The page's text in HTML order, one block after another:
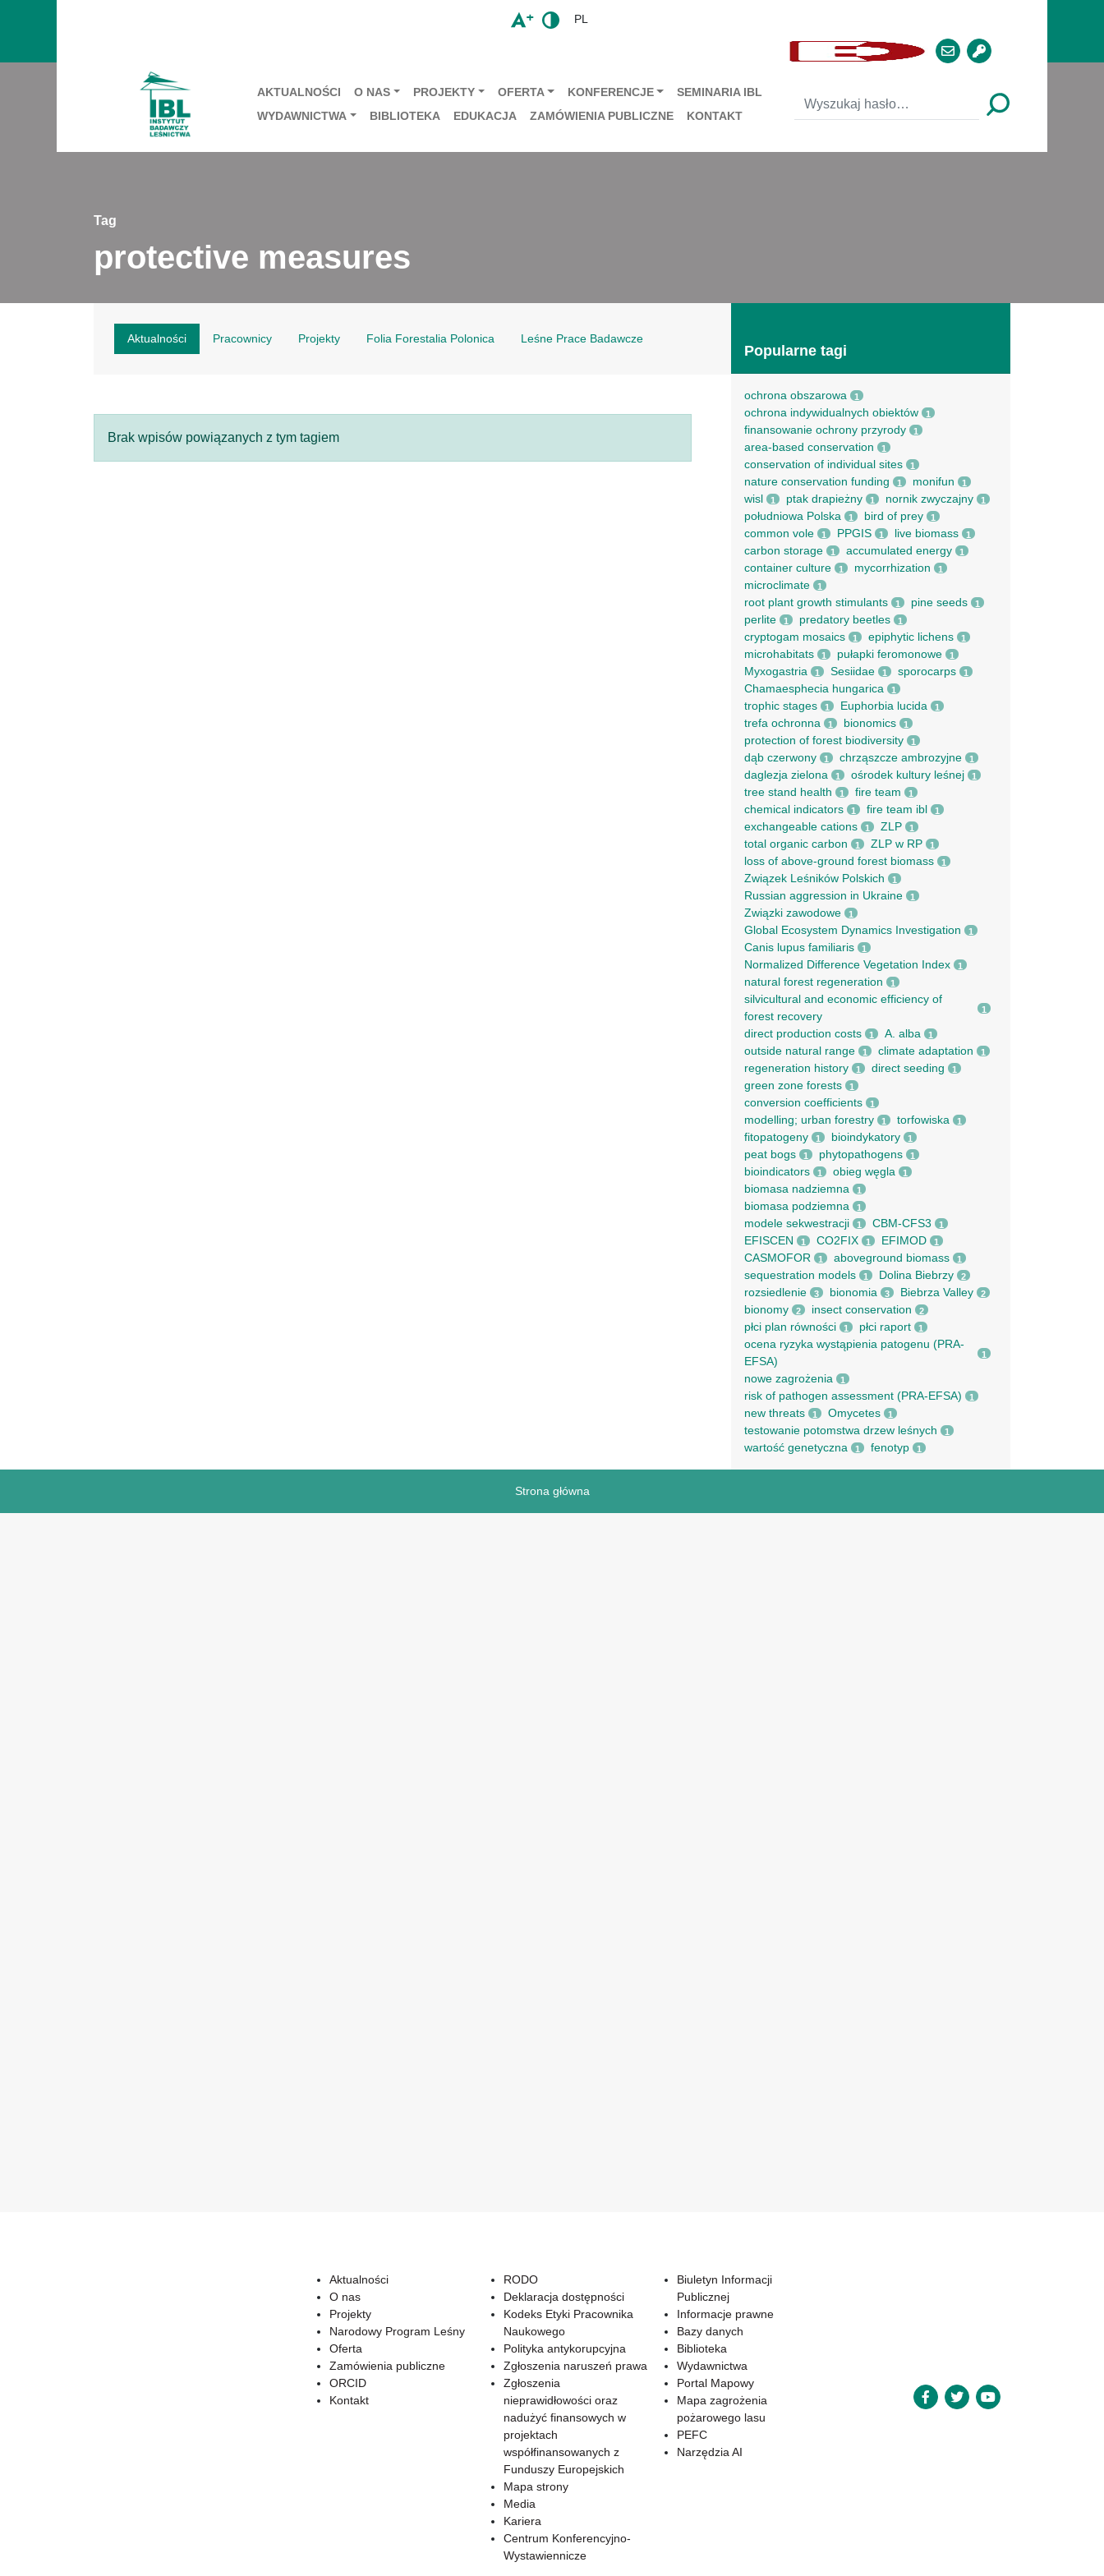
PL
AKTUALNOŚCI O NAS PROJEKTY OFERTA KONFERENCJE
SEMINARIA IBL
WYDAWNICTWA
BIBLIOTEKA EDUKACJA ZAMÓWIENIA PUBLICZNE KONTAKT
Tag
protective measures
Aktualności Pracownicy Projekty Folia Forestalia Polonica Leśne Prace Badawcze
Brak wpisów powiązanych z tym tagiem
Popularne tagi
ochrona obszarowa 1
ochrona indywidualnych obiektów 1
finansowanie ochrony przyrody 1
area-based conservation 1
conservation of individual sites 1
nature conservation funding 1 monifun 1
wisl 1 ptak drapieżny 1 nornik zwyczajny 1
południowa Polska 1 bird of prey 1
common vole 1 PPGIS 1 live biomass 1
carbon storage 1 accumulated energy 1
container culture 1 mycorrhization 1
microclimate 1
root рlant growth stimulants 1 pine seeds 1
perlite 1 predatory beetles 1
cryptogam mosaics 1 epiphytic lichens 1
microhabitats 1 pułapki feromonowe 1
Myxogastria 1 Sesiidae 1 sporocarps 1
Chamaesphecia hungarica 1
trophic stages 1 Euphorbia lucida 1
trefa ochronna 1 bionomics 1
protection of forest biodiversity 1
dąb czerwony 1 chrząszcze ambrozyjne 1
daglezja zielona 1 ośrodek kultury leśnej 1
tree stand health 1 fire team 1
chemical indicators 1 fire team ibl 1
exchangeable cations 1 ZLP 1
total organic carbon 1 ZLP w RP 1
loss of above-ground forest biomass 1
Związek Leśników Polskich 1
Russian aggression in Ukraine 1
Związki zawodowe 1
Global Ecosystem Dynamics Investigation 1
Canis lupus familiaris 1
Normalized Difference Vegetation Index 1
natural forest regeneration 1
silvicultural and economic efficiency of
forest recovery
1
direct production costs 1 A. alba 1
outside natural range 1 climate adaptation 1
regeneration history 1 direct seeding 1
green zone forests 1
conversion coefficients 1
modelling; urban forestry 1 torfowiska 1
fitopatogeny 1 bioindykatory 1
peat bogs 1 phytopathogens 1
bioindicators 1 obieg węgla 1
biomasa nadziemna 1
biomasa podziemna 1
modele sekwestracji 1 CBM-CFS3 1
EFISCEN 1 CO2FIX 1 EFIMOD 1
CASMOFOR 1 aboveground biomass 1
sequestration models 1 Dolina Biebrzy 2
rozsiedlenie 3 bionomia 3 Biebrza Valley 2
bionomy 2 insect conservation 2
płci plan równości 1 płci raport 1
ocena ryzyka wystąpienia patogenu (PRA-
EFSA)
1
nowe zagrożenia 1
risk of pathogen assessment (PRA-EFSA) 1
new threats 1 Omycetes 1
testowanie potomstwa drzew leśnych 1
wartość genetyczna 1 fenotyp 1
Strona główna
Aktualności
O nas
Projekty
Narodowy Program Leśny
Oferta
Zamówienia publiczne
ORCID
Kontakt
RODO
Deklaracja dostępności
Kodeks Etyki Pracownika
Naukowego
Polityka antykorupcyjna
Zgłoszenia naruszeń prawa
Zgłoszenia
nieprawidłowości oraz
nadużyć finansowych w
projektach
współfinansowanych z
Funduszy Europejskich
Mapa strony
Media
Kariera
Centrum Konferencyjno-
Wystawiennicze
Biuletyn Informacji
Publicznej
Informacje prawne
Bazy danych
Biblioteka
Wydawnictwa
Portal Mapowy
Mapa zagrożenia
pożarowego lasu
PEFC
Narzędzia AI